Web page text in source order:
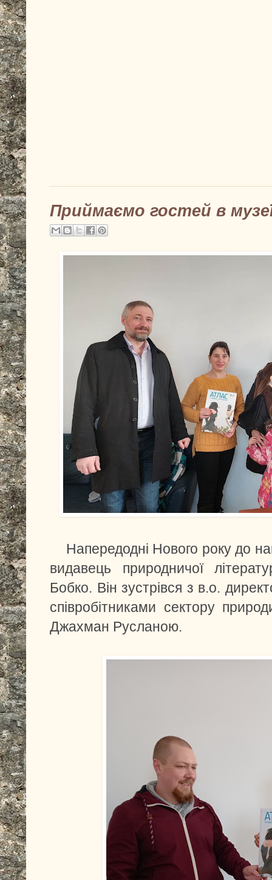
Приймаємо гостей в
Напередодні Нового року до
видавець природничої
Бобко. Він зустрівся з в.о.
співробітниками сектору
Джахман Русланою.